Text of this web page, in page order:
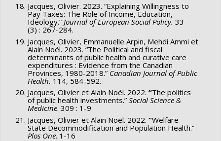
Jacques, Olivier. 2023. “Explaining Willingness to
Pay Taxes: The Role of Income, Education,
Ideology.” Journal of European Social Policy. 33
(3) : 267-284.
Jacques, Olivier, Emmanuelle Arpin, Mehdi Ammi et
Alain Noël. 2023. “The Political and fiscal
determinants of public health and curative care
expenditures : Evidence from the Canadian
Provinces, 1980-2018.” Canadian Journal of Public
Health. 114, 584-592.
Jacques, Olivier et Alain Noël. 2022. “The politics
of public health investments.” Social Science &
Medicine. 309 : 1-9
Jacques, Olivier et Alain Noël. 2022. “Welfare
State Decommodification and Population Health.”
Plos One. 1-16